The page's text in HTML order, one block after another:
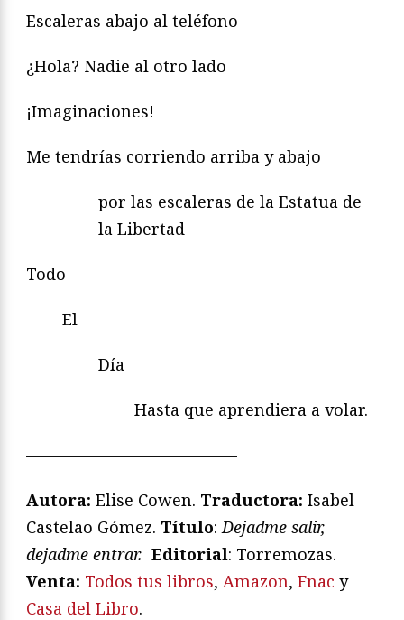
Escaleras abajo al teléfono
¿Hola? Nadie al otro lado
¡Imaginaciones!
Me tendrías corriendo arriba y abajo
por las escaleras de la Estatua de
la Libertad
Todo
El
Día
Hasta que aprendiera a volar.
—————————————
Autora: Elise Cowen. Traductora: Isabel
Castelao Gómez. Título: Dejadme salir,
dejadme entrar. Editorial: Torremozas.
Venta: Todos tus libros, Amazon, Fnac y
Casa del Libro.